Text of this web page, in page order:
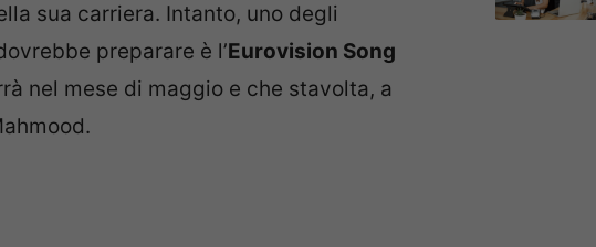
sua carriera. Intanto, uno degli
preparare è l’Eurovision Song
nel mese di maggio e che stavolta, a